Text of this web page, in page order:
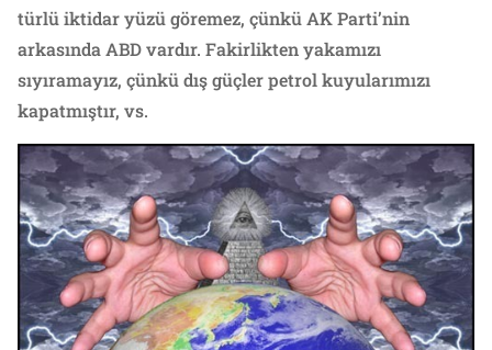
türlü iktidar yüzü göremez, çünkü AK Parti’nin
arkasında ABD vardır. Fakirlikten yakamızı
sıyıramayız, çünkü dış güçler petrol kuyularımızı
kapatmıştır, vs.